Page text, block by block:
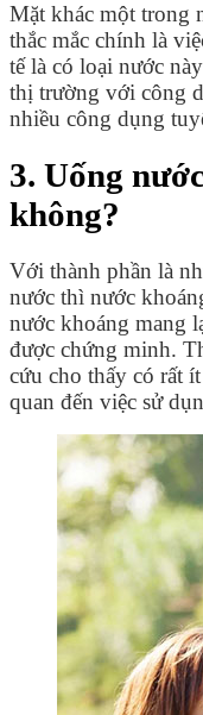
Mặt khác một trong
thắc mắc chính là
tế là có loại nước
thị trường với công
nhiều công dụng
3. Uống
không?
Với thành phần là
nước thì nước
nước khoáng mang
được chứng minh.
cứu cho thấy có rất
quan đến việc sử